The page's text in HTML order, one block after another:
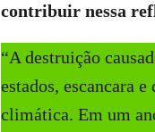
contribuir nessa
“A destruição
estados, escancara
climática. Em um